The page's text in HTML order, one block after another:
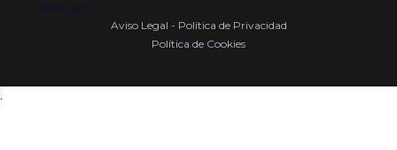
reservados
Aviso Legal - Política de Privacidad
Política de Cookies
.